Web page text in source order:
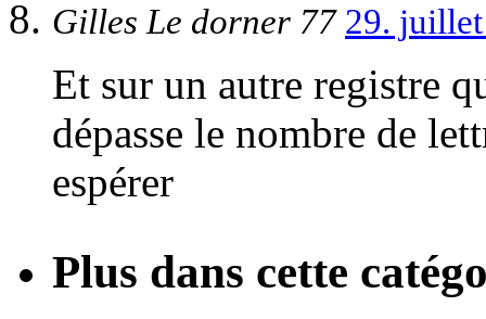
Gilles Le dorner 77 29.
Et sur un autre registre
dépasse le nombre de
espérer
Plus dans cette